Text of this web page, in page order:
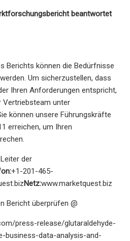
beantwortet
Berichts können die Bedürfnisse
Um sicherzustellen, dass
Ihren Anforderungen entspricht,
Vertriebsteam unter
können unsere Führungskräfte
erreichen, um Ihren
der
+1-201-465-
Netz:www.marketquest.biz
Bericht überprüfen @
press-release/glutaraldehyde-
business-data-analysis-and-